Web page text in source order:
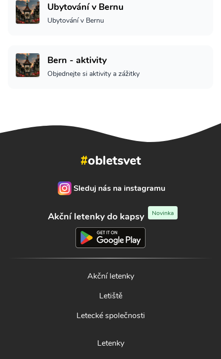
Ubytování v Bernu
Ubytování v Bernu
Bern - aktivity
Objednejte si aktivity a zážitky
#obletsvet
Sleduj nás na instagramu
Akční letenky do kapsy Novinka
Akční letenky
Letiště
Letecké společnosti
Letenky